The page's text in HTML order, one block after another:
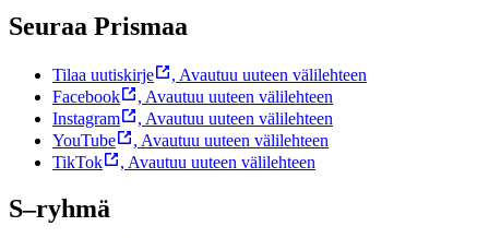
Seuraa Prismaa
Tilaa uutiskirje , Avautuu uuteen välilehteen
Facebook
, Avautuu uuteen välilehteen
Instagram
, Avautuu uuteen välilehteen
YouTube
, Avautuu uuteen välilehteen
TikTok
, Avautuu uuteen välilehteen
S–ryhmä